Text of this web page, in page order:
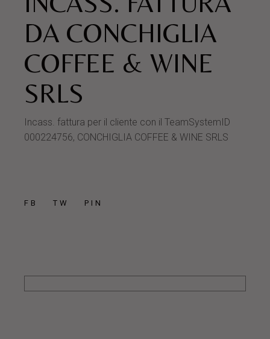
DA CONCHIGLIA
COFFEE & WINE
SRLS
Incass. fattura per il cliente con il TeamSystemID
000224756, CONCHIGLIA COFFEE & WINE SRLS
FB TW PIN